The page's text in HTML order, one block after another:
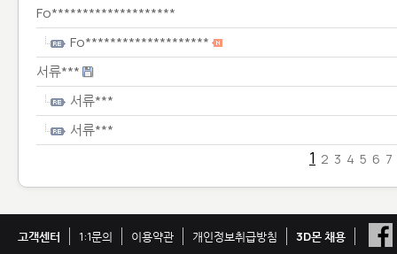
Fo********************
Fo********************
서류***
서류***
서류***
1 2 3 4 5 6 7
고객센터 1:1문의 이용약관 개인정보취급방침
3D몬 채용